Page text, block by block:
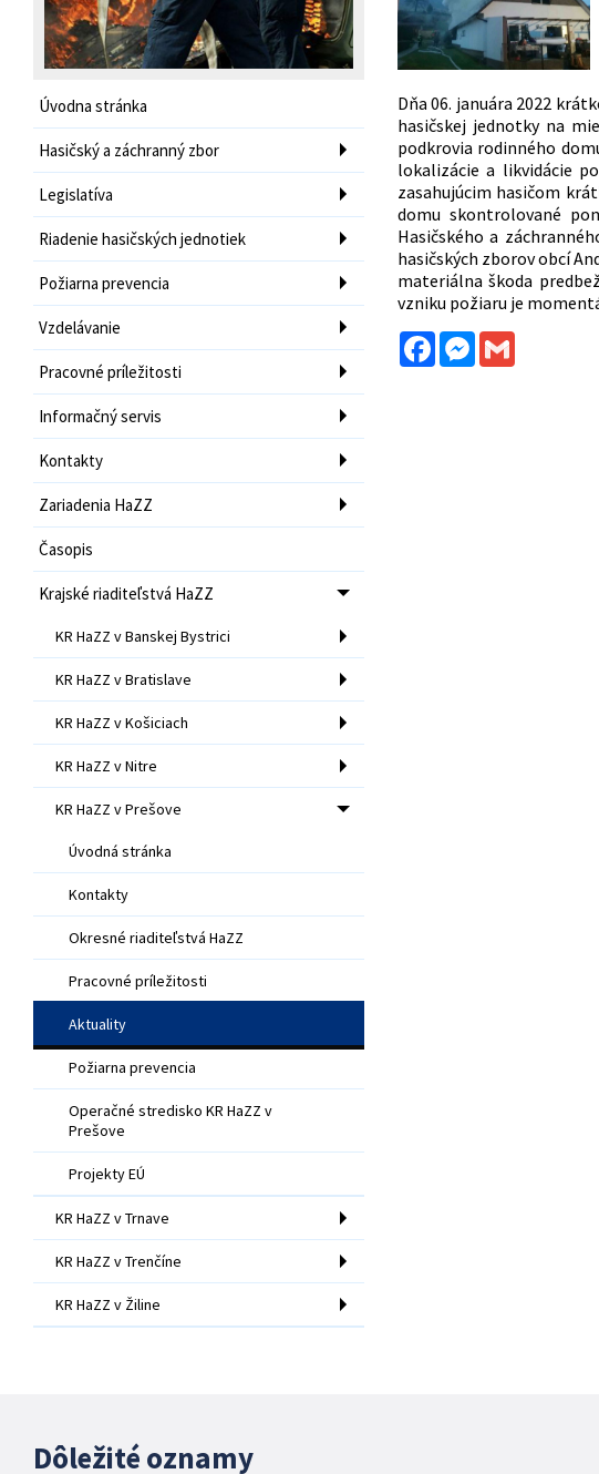
Úvodna stránka
Hasičský a záchranný zbor
Legislatíva
Riadenie hasičských jednotiek
Požiarna prevencia
Vzdelávanie
Pracovné príležitosti
Informačný servis
Kontakty
Zariadenia HaZZ
Časopis
Krajské riaditeľstvá HaZZ
KR HaZZ v Banskej Bystrici
KR HaZZ v Bratislave
KR HaZZ v Košiciach
KR HaZZ v Nitre
KR HaZZ v Prešove
Úvodná stránka
Kontakty
Okresné riaditeľstvá HaZZ
Pracovné príležitosti
Aktuality
Požiarna prevencia
Operačné stredisko KR HaZZ v
Prešove
Projekty EÚ
KR HaZZ v Trnave
KR HaZZ v Trenčíne
KR HaZZ v Žiline
Dňa 06. januára 2022
hasičskej jednotky na
podkrovia rodinného
lokalizácie a likvidácie
zasahujúcim hasičom
domu skontrolované
Hasičského a
hasičských zborov obcí
materiálna škoda
vzniku požiaru je
FacebookMessenger
Gmail
Dôležité oznamy